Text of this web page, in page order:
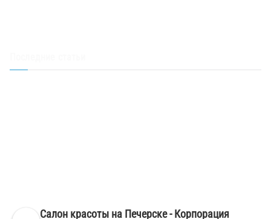
Салон красоты на Печерске - Корпорация